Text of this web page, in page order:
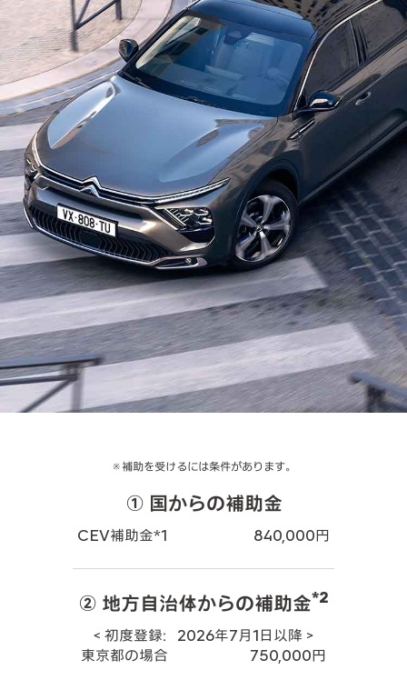
※補助を受けるには条件があります。
① 国からの補助金
CEV補助金*1 840,000円
② 地方自治体からの補助金*2
＜初度登録：2026年7月1日以降＞
東京都の場合 750,000円